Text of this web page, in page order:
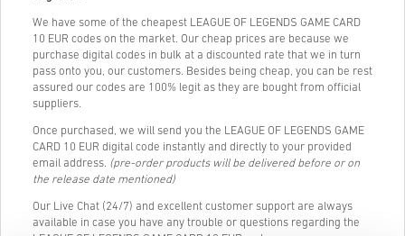
We have some of the cheapest LEAGUE OF LEGENDS GAME CARD
10 EUR codes on the market. Our cheap prices are because we
purchase digital codes in bulk at a discounted rate that we in turn
pass onto you, our customers. Besides being cheap, you can be rest
assured our codes are 100% legit as they are bought from official
suppliers.
Once purchased, we will send you the LEAGUE OF LEGENDS GAME
CARD 10 EUR digital code instantly and directly to your provided
email address. (pre-order products will be delivered before or on
the release date mentioned)
Our Live Chat (24/7) and excellent customer support are always
available in case you have any trouble or questions regarding the